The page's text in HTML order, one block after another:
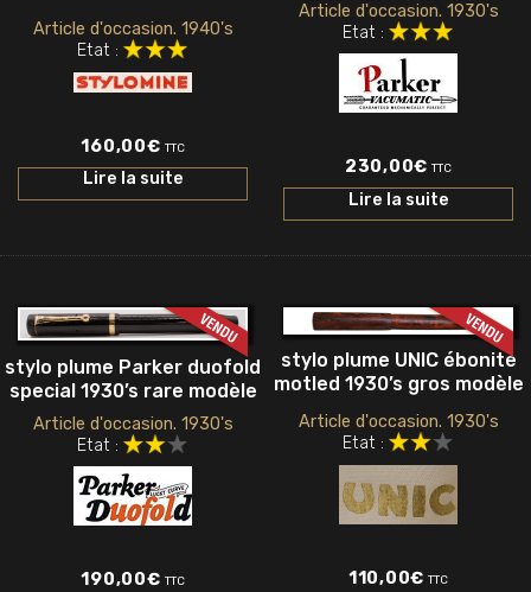
Article d'occasion. 1940's
Etat :
160,00€ TTC
Lire la suite
Article d'occasion. 1930's
Etat :
230,00€ TTC
Lire la suite
stylo plume Parker duofold
special 1930’s rare modèle
Article d'occasion. 1930's
Etat :
190,00€ TTC
stylo plume UNIC ébonite
motled 1930’s gros modèle
Article d'occasion. 1930's
Etat :
110,00€ TTC